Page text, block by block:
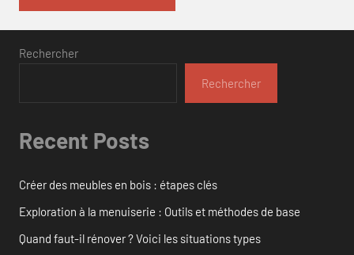
Rechercher
Rechercher
Recent Posts
Créer des meubles en bois : étapes clés
Exploration à la menuiserie : Outils et méthodes de base
Quand faut-il rénover ? Voici les situations types